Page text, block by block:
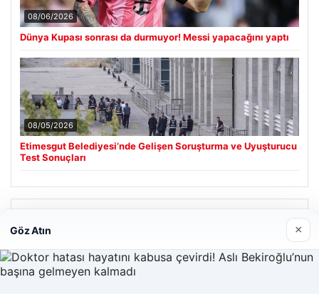
08/06/2026
Dünya Kupası sonrası da durmuyor! Messi yapacağını yaptı
08/05/2026
Etimesgut Belediyesi’nde Gelişen Soruşturma ve Uyuşturucu
Test Sonuçları
Göz Atın ×